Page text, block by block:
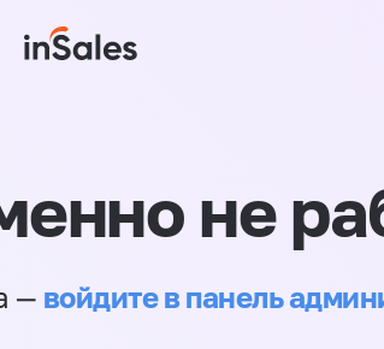
не
— войдите в панель